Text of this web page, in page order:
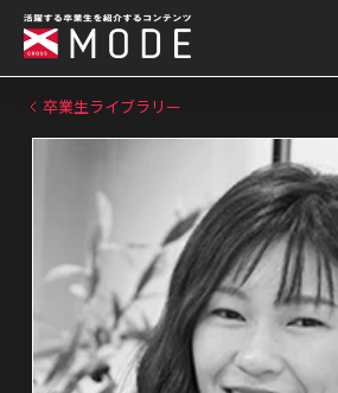
ニュース&インタビュー
卒業生ライブラリー
卒業生向け情報
卒業生ライブラリー